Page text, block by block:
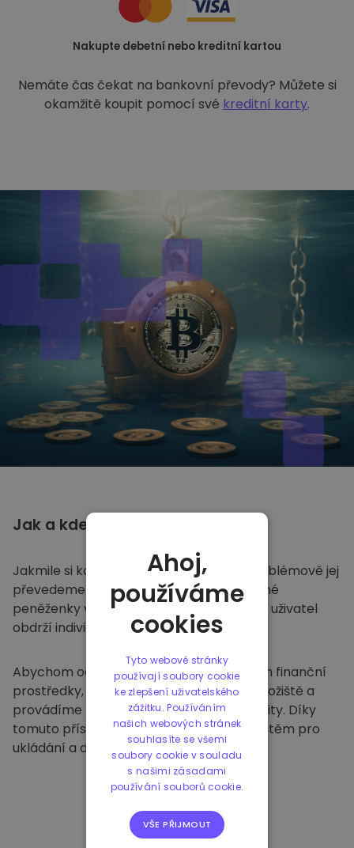
Nakupte debetní nebo kreditní kartou
Nemáte čas čekat na bankovní převody? Můžete si
okamžitě koupit pomocí své kreditní karty.
Jak a kde
Jakmile si koupíte na Kriptomatu
, bezproblémově jej
převedeme do vaší vyhrazené a bezpečné
peněženky v rámci naší platformy. Každý uživatel
obdrží individuální peněženku.
Abychom ochránili naše zákazníky a jejich finanční
prostředky, nabízíme bezpečné offline úložiště a
provádíme pravidelné bezpečnostní audity. Díky
tomuto přístupu je naše platforma útočištěm pro
ukládání a dalších kryptoměn.
Ahoj,
používáme
cookies
Tyto webové stránky
používají soubory cookie
ke zlepšení uživatelského
zážitku. Používáním
našich webových stránek
souhlasíte se všemi
soubory cookie v souladu
s našimi zásadami
používání souborů cookie.
VŠE PŘIJMOUT